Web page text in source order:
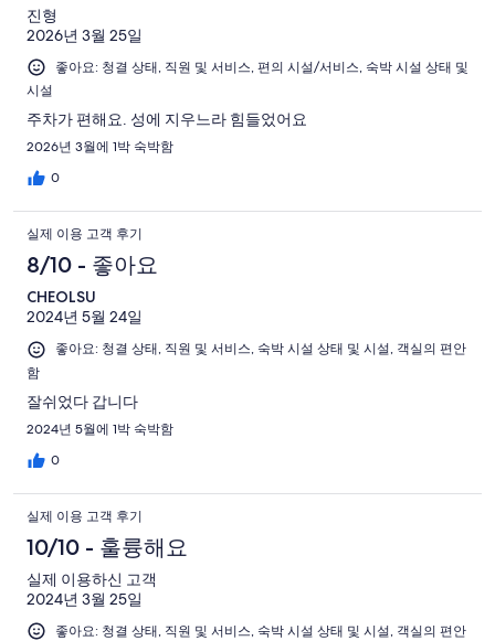
진형
2026년 3월 25일
좋아요: 청결 상태, 직원 및 서비스, 편의 시설/서비스, 숙박 시설 상태 및
시설
주차가 편해요. 성에 지우느라 힘들었어요
2026년 3월에 1박 숙박함
0
실제 이용 고객 후기
8/10 - 좋아요
CHEOLSU
2024년 5월 24일
좋아요: 청결 상태, 직원 및 서비스, 숙박 시설 상태 및 시설, 객실의 편안
함
잘쉬었다 갑니다
2024년 5월에 1박 숙박함
0
실제 이용 고객 후기
10/10 - 훌륭해요
실제 이용하신 고객
2024년 3월 25일
좋아요: 청결 상태, 직원 및 서비스, 숙박 시설 상태 및 시설, 객실의 편안